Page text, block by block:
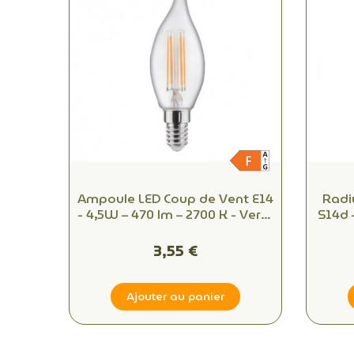
Ampoule LED Coup de Vent E14
- 4,5W – 470 lm – 2700 K - Verre
3,55 €
Ajouter au panier
S14d